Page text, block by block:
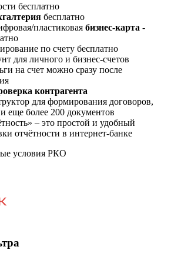
бесплатно
бесплатно
пластиковая бизнес-карта -
по счету бесплатно
для личного и бизнес-счетов
на счет можно сразу после
контрагента
для формирования договоров,
еще более 200 документов
– это простой и удобный
отчётности в интернет-банке
условия РКО